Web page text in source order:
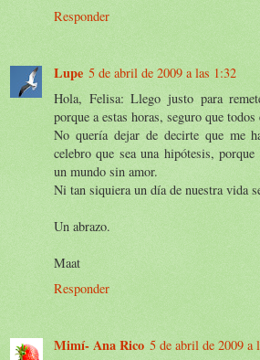
Responder
Lupe 5 de abril de 2009 a las 1:32
Hola, Felisa: Llego justo para
porque a estas horas, seguro que
No quería dejar de decirte que me
celebro que sea una hipótesis,
un mundo sin amor.
Ni tan siquiera un día de nuestra vida
Un abrazo.
Maat
Responder
Mimí- Ana Rico 5 de abril de 2009 a